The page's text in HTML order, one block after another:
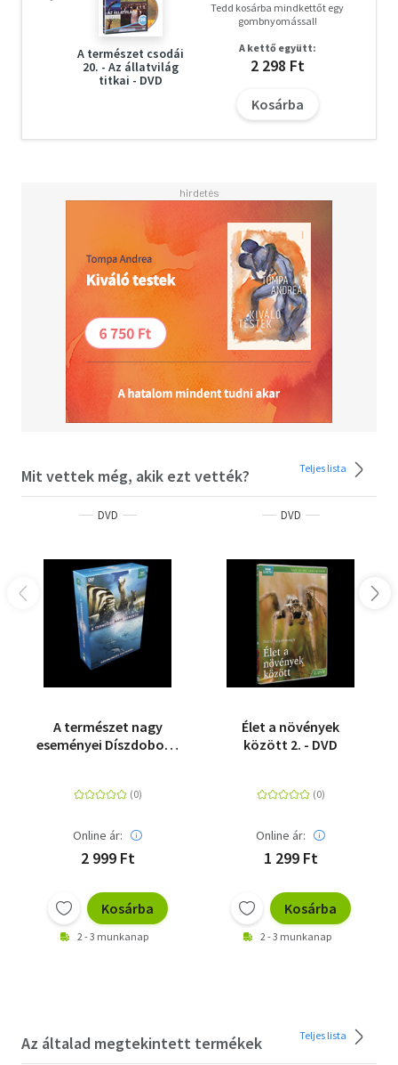
Korhatár nélkül megtekinthető - F/1615/E
"A sorozat harmadik DVD-je a párválasztás és szaporodás
különleges módjait mutatja be. A DVD-n található
epizódok: • PÁRVÁLASZTÁS • TOJÁSRAKÁS"
A természet csodái
20. - Az állatvilág
titkai - DVD
Tedd kosárba mindkettőt egy
gombnyomással!
A kettő együtt:
2 298 Ft
Kosárba
Mit vettek még, akik ezt vették? Teljes lista
DVD
A természet nagy
eseményei Díszdoboz -
Online ár:
2 999 Ft
Kosárba
2 - 3 munkanap
DVD
Élet a növények
között 2. - DVD
Online ár:
1 299 Ft
Kosárba
2 - 3 munkanap
Az általad megtekintett termékek Teljes lista